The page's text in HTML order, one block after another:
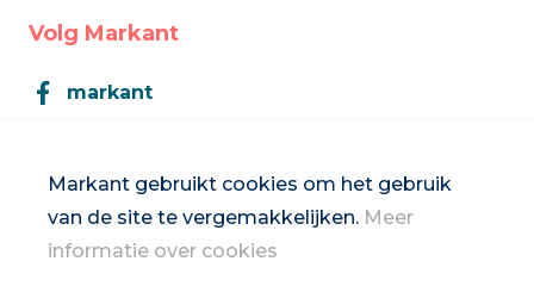
Markant gebruikt cookies om het gebruik
van de site te vergemakkelijken. Meer
informatie over cookies
Volg Markant
markant
Inschrijven op de nieuwsbrief